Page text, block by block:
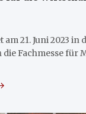
am 21. Juni 2023 in
Fachmesse für